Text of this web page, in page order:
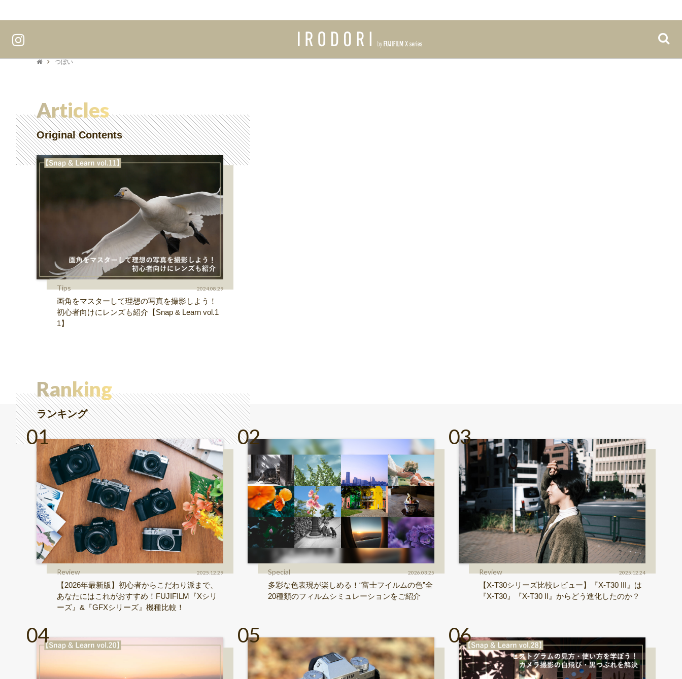
つぼい
Articles
Original Contents
Tips 2024.08.29
画角をマスターして理想の写真を撮影しよう！
初心者向けにレンズも紹介【Snap & Learn vol.1
1】
Ranking
ランキング
Review 2025.12.29
【2026年最新版】初心者からこだわり派まで、
あなたにはこれがおすすめ！FUJIFILM『Xシリ
ーズ』&『GFXシリーズ』機種比較！
Special 2026.03.25
多彩な色表現が楽しめる！“富士フイルムの色”全
20種類のフィルムシミュレーションをご紹介
Review 2025.12.24
【X-T30シリーズ比較レビュー】『X-T30 III』は
『X-T30』『X-T30 II』からどう進化したのか？